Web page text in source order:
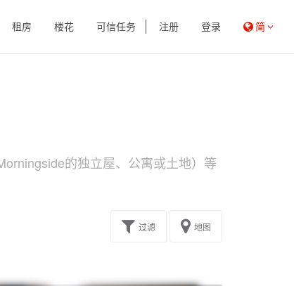
租房 楼花 可信任务 注册 登录 简
的独立屋、公寓或土地）等
过滤 地图